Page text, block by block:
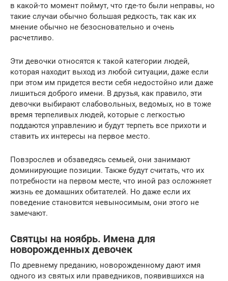
в какой-то момент поймут, что где-то были неправы, но
такие случаи обычно большая редкость, так как их
мнение обычно не безосновательно и очень
расчетливо.
Эти девочки относятся к такой категории людей,
которая находит выход из любой ситуации, даже если
при этом им придется вести себя недостойно или даже
лишиться доброго имени. В друзья, как правило, эти
девочки выбирают слабовольных, ведомых, но в тоже
время терпеливых людей, которые с легкостью
поддаются управлению и будут терпеть все прихоти и
ставить их интересы на первое место.
Повзрослев и обзаведясь семьей, они занимают
доминирующие позиции. Также будут считать, что их
потребности на первом месте, что иной раз осложняет
жизнь ее домашних обитателей. Но даже если их
поведение становится невыносимым, они этого не
замечают.
Святцы на ноябрь. Имена для
новорожденных девочек
По древнему преданию, новорожденному дают имя
одного из святых или праведников, появившихся на